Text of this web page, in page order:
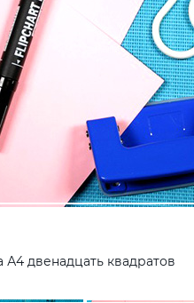
двенадцать квадратов